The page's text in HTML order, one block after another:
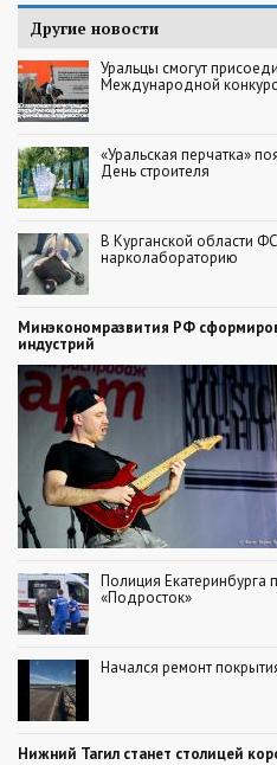
Другие новости
Уральцы смогут
Международной
«Уральская перчатка»
День строителя
В Курганской области
нарколабораторию
Минэкономразвития РФ
индустрий
Полиция Екатеринбурга
«Подросток»
Начался ремонт
Нижний Тагил станет столицей